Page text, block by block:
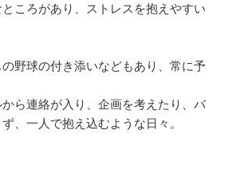
ころがあり、ストレスを抱えやすい
野球の付き添いなどもあり、常に予
ら連絡が入り、企画を考えたり、バ
、一人で抱え込むような日々。